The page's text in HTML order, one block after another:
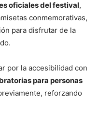
oficiales del festival,
conmemorativas,
para disfrutar de la
por la accesibilidad con
para personas
reforzando